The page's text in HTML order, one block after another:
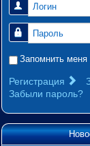
Логин
Пароль
Запомнить меня
Регистрация
Забыли пароль?